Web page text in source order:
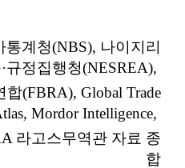
계청(NBS), 나이지리
규정집행청(NESREA),
합(FBRA), Global Trade
Mordor Intelligence,
라고스무역관 자료 종
합